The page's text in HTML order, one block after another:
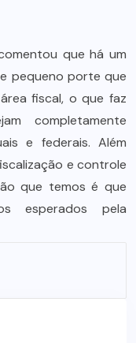
que há um
pequeno porte que
fiscal, o que faz
completamente
e federais. Além
e controle
que temos é que
esperados pela